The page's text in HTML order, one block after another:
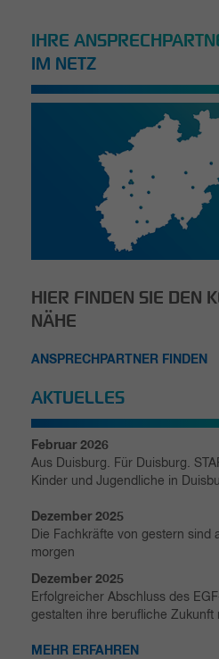
IHRE
IM NETZ
HIER FINDEN SIE DEN
NÄHE
ANSPRECHPARTNER FINDEN
AKTUELLES
Februar 2026
Aus Duisburg. Für Duisburg.
Kinder und Jugendliche in
Dezember 2025
Die Fachkräfte von gestern sind
morgen
Dezember 2025
Erfolgreicher Abschluss des
gestalten ihre berufliche Zukunft
MEHR ERFAHREN